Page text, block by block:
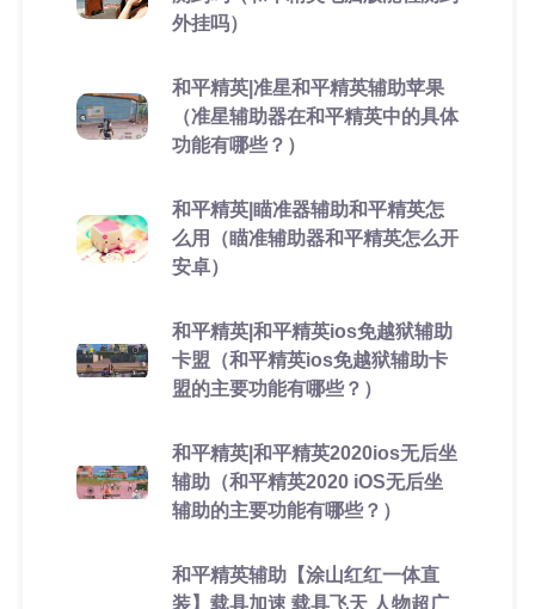
外挂吗）
和平精英|准星和平精英辅助苹果
（准星辅助器在和平精英中的具体
功能有哪些？）
和平精英|瞄准器辅助和平精英怎
么用（瞄准辅助器和平精英怎么开
安卓）
和平精英|和平精英ios免越狱辅助
卡盟（和平精英ios免越狱辅助卡
盟的主要功能有哪些？）
和平精英|和平精英2020ios无后坐
辅助（和平精英2020 iOS无后坐
辅助的主要功能有哪些？）
和平精英辅助【涂山红红一体直
装】载具加速 载具飞天 人物超广